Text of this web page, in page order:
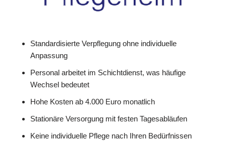
Standardisierte Verpflegung ohne individuelle
Anpassung
Personal arbeitet im Schichtdienst, was häufige
Wechsel bedeutet
Hohe Kosten ab 4.000 Euro monatlich
Stationäre Versorgung mit festen Tagesabläufen
Keine individuelle Pflege nach Ihren Bedürfnissen